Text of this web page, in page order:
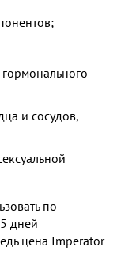
и сосудов,
по
дней
цена Imperator